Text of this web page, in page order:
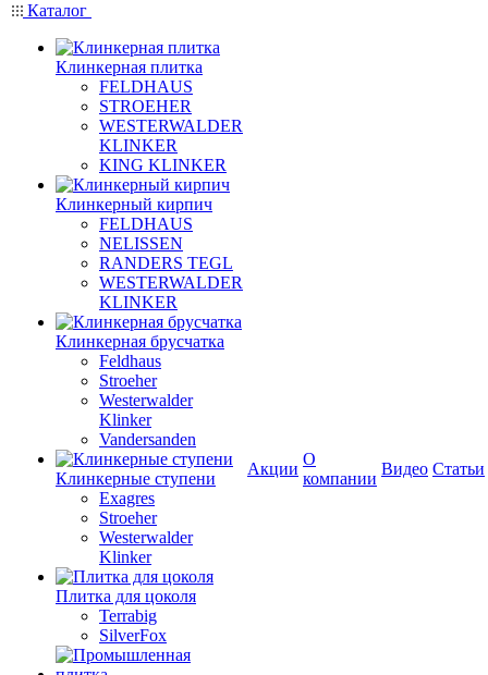
Каталог
Клинкерная плитка
FELDHAUS
STROEHER
WESTERWALDER
KLINKER
KING KLINKER
Клинкерный кирпич
FELDHAUS
NELISSEN
RANDERS TEGL
WESTERWALDER
KLINKER
Клинкерная брусчатка
Feldhaus
Stroeher
Westerwalder
Klinker
Vandersanden
Клинкерные ступени
Exagres
Stroeher
Westerwalder
Klinker
Плитка для цоколя
Terrabig
SilverFox
Акции
О
компании
Видео Статьи